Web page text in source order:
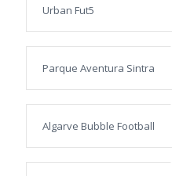
Urban Fut5
Parque Aventura Sintra
Algarve Bubble Football